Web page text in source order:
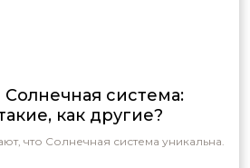
система:
как другие?
что Солнечная система уникальна.